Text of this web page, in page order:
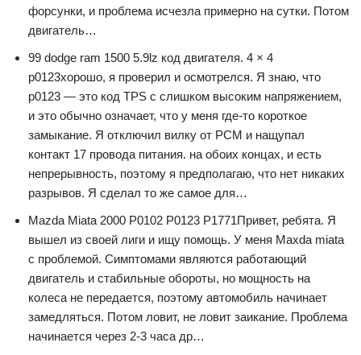
форсунки, и проблема исчезла примерно на сутки. Потом
двигатель…
99 dodge ram 1500 5.9lz код двигателя. 4 × 4
p0123хорошо, я проверил и осмотрелся. Я знаю, что
p0123 — это код TPS с слишком высоким напряжением,
и это обычно означает, что у меня где-то короткое
замыкание. Я отключил вилку от PCM и нащупал
контакт 17 провода питания. на обоих концах, и есть
непрерывность, поэтому я предполагаю, что нет никаких
разрывов. Я сделал то же самое для…
Mazda Miata 2000 P0102 P0123 P1771Привет, ребята. Я
вышел из своей лиги и ищу помощь. У меня Maxda miata
с проблемой. Симптомами являются работающий
двигатель и стабильные обороты, но мощность на
колеса не передается, поэтому автомобиль начинает
замедляться. Потом ловит, не ловит заикание. Проблема
начинается через 2-3 часа др…